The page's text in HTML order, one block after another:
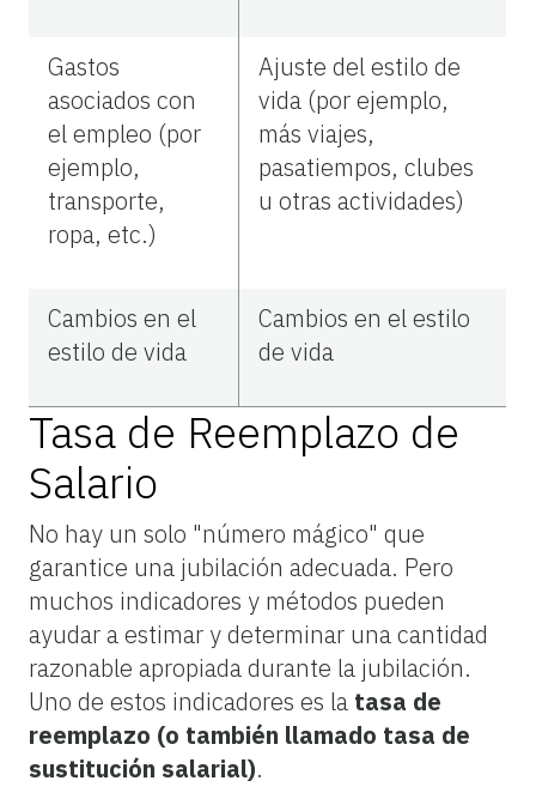
Gastos
asociados con
el empleo (por
ejemplo,
transporte,
ropa, etc.)
Ajuste del estilo de
vida (por ejemplo,
más viajes,
pasatiempos, clubes
u otras actividades)
Cambios en el
estilo de vida
Cambios en el estilo
de vida
Tasa de Reemplazo de
Salario
No hay un solo "número mágico" que
garantice una jubilación adecuada. Pero
muchos indicadores y métodos pueden
ayudar a estimar y determinar una cantidad
razonable apropiada durante la jubilación.
Uno de estos indicadores es la tasa de
reemplazo (o también llamado tasa de
sustitución salarial).